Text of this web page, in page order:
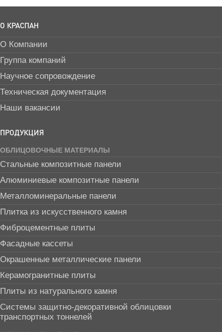
О КРАСПАН
О Компании
Группа компаний
Научное сопровождение
Техническая документация
Наши вакансии
ПРОДУКЦИЯ
ОБЛИЦОВОЧНЫЕ МАТЕРИАЛЫ
Стальные композитные панели
Алюминиевые композитные панели
Металломинеральные панели
Плитка из искусственного камня
Фиброцементные плиты
Фасадные кассеты
Окрашенные металлические панели
Керамогранитные плиты
Плиты из натурального камня
Системы защитно-декоративной облицовки
транспортных тоннелей